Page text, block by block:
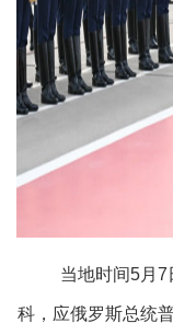
当地时间5月7
科，应俄罗斯总统